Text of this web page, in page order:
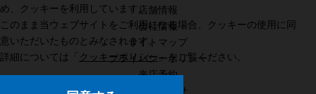
店舗情報
会社情報
サイトマップ
プライバシーポリシー
来店予約
お問い合わせ
め、クッキーを利用しています。
このまま当ウェブサイトをご利用になる場合、クッキーの使用に同
意いただいたものとみなされます。
詳細については「
クッキーポリシー」をご覧ください。